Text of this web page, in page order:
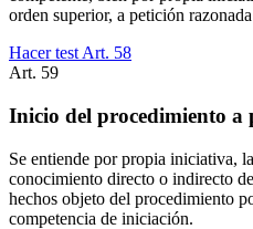
orden superior, a petición
Hacer test Art. 58
Art. 59
Inicio del procedimiento
Se entiende por propia iniciativa,
conocimiento directo o indirecto
hechos objeto del procedimiento
competencia de iniciación.